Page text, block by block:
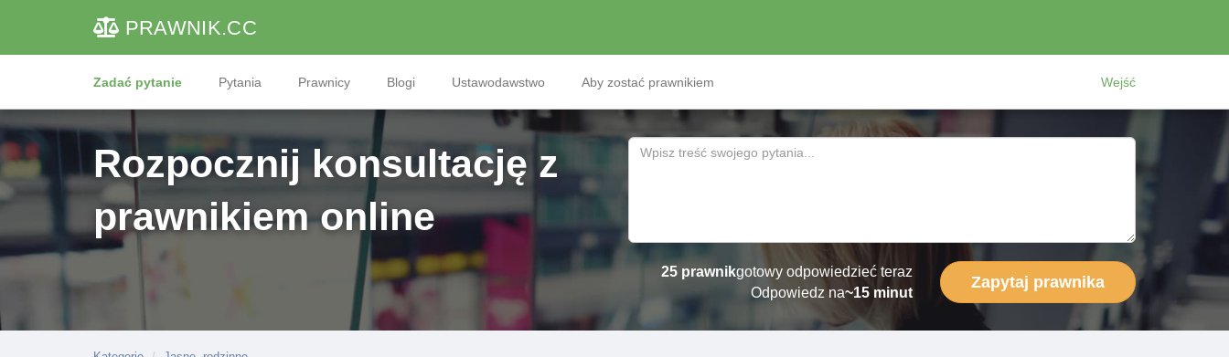
PRAWNIK.CC
Zadać pytanie Pytania Prawnicy Blogi Ustawodawstwo Aby zostać prawnikiem Wejść
Rozpocznij konsultację z
prawnikiem online
25 prawnikgotowy odpowiedzieć teraz
Odpowiedz na~15 minut
Zapytaj prawnika